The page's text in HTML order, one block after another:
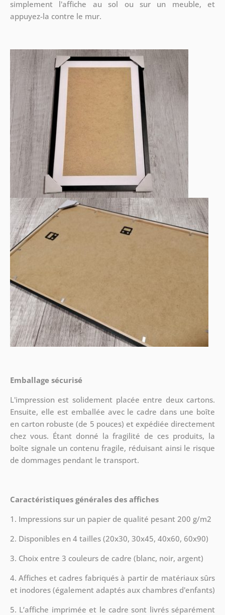
simplement l'affiche au sol ou sur un meuble, et
appuyez-la contre le mur.
Emballage sécurisé
L'impression est solidement placée entre deux cartons.
Ensuite, elle est emballée avec le cadre dans une boîte
en carton robuste (de 5 pouces) et expédiée directement
chez vous. Étant donné la fragilité de ces produits, la
boîte signale un contenu fragile, réduisant ainsi le risque
de dommages pendant le transport.
Caractéristiques générales des affiches
1. Impressions sur un papier de qualité pesant 200 g/m2
2. Disponibles en 4 tailles (20x30, 30x45, 40x60, 60x90)
3. Choix entre 3 couleurs de cadre (blanc, noir, argent)
4. Affiches et cadres fabriqués à partir de matériaux sûrs
et inodores (également adaptés aux chambres d'enfants)
5. L’affiche imprimée et le cadre sont livrés séparément